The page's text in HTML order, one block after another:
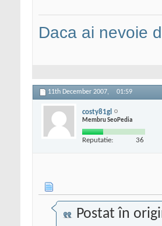
Daca ai nevoie
11th December 2007, 01:59
costy81gl
Membru SeoPedia
Reputatie: 36
Postat în